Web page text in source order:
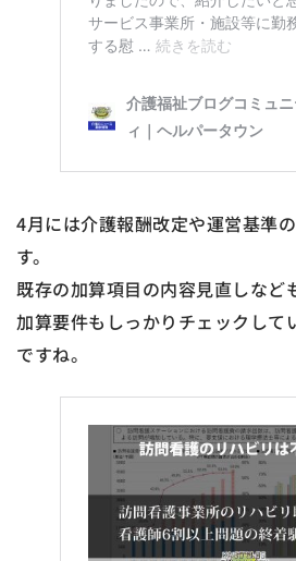
4月には介護報酬改定や運営基準
す。
既存の加算項目の内容見直しなど
加算要件もしっかりチェックして
ですね。